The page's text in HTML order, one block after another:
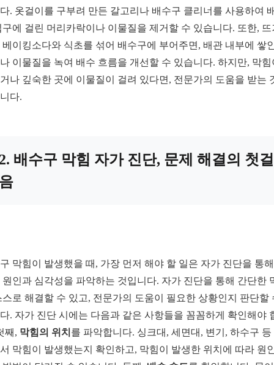
. 옷걸이를 구부려 만든 갈고리나 배수구 클리너를 사용하여
구에 걸린 머리카락이나 이물질을 제거할 수 있습니다. 또한, 뜨
베이킹소다와 식초를 섞어 배수구에 부어주면, 배관 내부에 쌓
이물질을 녹여 배수 흐름을 개선할 수 있습니다. 하지만, 막힘
나 깊숙한 곳에 이물질이 걸려 있다면, 전문가의 도움을 받는
다.
배수구 막힘 자가 진단, 문제 해결의 첫걸
막힘이 발생했을 때, 가장 먼저 해야 할 일은 자가 진단을 통
원인과 심각성을 파악하는 것입니다. 자가 진단을 통해 간단한
스로 해결할 수 있고, 전문가의 도움이 필요한 상황인지 판단할
. 자가 진단 시에는 다음과 같은 사항들을 꼼꼼하게 확인해야
째, 막힘의 위치 를 파악합니다. 싱크대, 세면대, 변기, 하수구 등
막힘이 발생했는지 확인하고, 막힘이 발생한 위치에 따라 원